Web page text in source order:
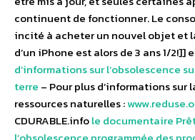
continuent de fonctionner. Le
incité à acheter un nouvel objet et
d’un iPhone est alors de 3 ans 1/2!]]
d’informations sur l’obsolescence
terre – Pour plus d’informations sur
ressources naturelles :
CDURABLE.infole documentaire